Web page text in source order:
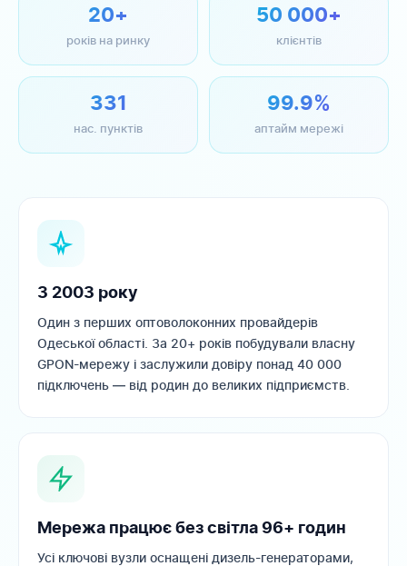
20+
років на ринку
50 000+
клієнтів
331
нас. пунктів
99.9%
аптайм мережі
З 2003 року
Один з перших оптоволоконних провайдерів
Одеської області. За 20+ років побудували власну
GPON-мережу і заслужили довіру понад 40 000
підключень — від родин до великих підприємств.
Мережа працює без світла 96+ годин
Усі ключові вузли оснащені дизель-генераторами,